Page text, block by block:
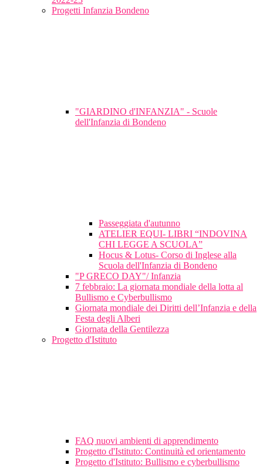
Progetti Infanzia Bondeno
"GIARDINO d'INFANZIA" - Scuole
dell'Infanzia di Bondeno
Passeggiata d'autunno
ATELIER EQUI- LIBRI “INDOVINA
CHI LEGGE A SCUOLA”
Hocus & Lotus- Corso di Inglese alla
Scuola dell'Infanzia di Bondeno
"P GRECO DAY"/ Infanzia
7 febbraio: La giornata mondiale della lotta al
Bullismo e Cyberbullismo
Giornata mondiale dei Diritti dell’Infanzia e della
Festa degli Alberi
Giornata della Gentilezza
Progetto d'Istituto
FAQ nuovi ambienti di apprendimento
Progetto d'Istituto: Continuità ed orientamento
Progetto d'Istituto: Bullismo e cyberbullismo